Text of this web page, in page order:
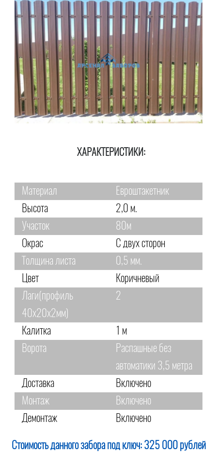
ХАРАКТЕРИСТИКИ:
Материал
Евроштакетник
Высота
2,0 м.
Участок
80м
Окрас
С двух сторон
Толщина листа
0,5 мм.
Цвет
Коричневый
Лаги(профиль
40х20х2мм)
2
Калитка
1 м
Ворота
Распашные без
автоматики 3,5 метра
Доставка
Включено
Монтаж
Включено
Демонтаж
Включено
Стоимость данного забора под ключ: 325 000 рублей